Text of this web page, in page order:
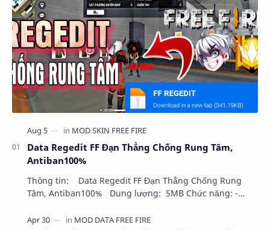
Data Regedit FF Đạn Thẳng Chống Rung Tâm,
Antiban100%
Thông tin: Data Regedit FF Đạn Thẳng Chống Rung
Tâm, Antiban100% Dung lượng: 5MB Chức năng: -